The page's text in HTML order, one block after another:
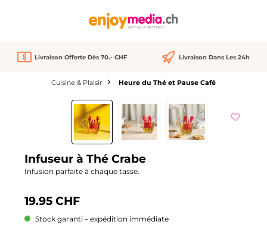
Livraison Offerte Dès 70.- CHF Livraison Dans Les 24h
Cuisine & Plaisir Heure du Thé et Pause Café
Ignorer la galerie d'images
Infuseur à Thé Crabe
Infusion parfaite à chaque tasse.
19.95 CHF
Stock garanti – expédition immédiate